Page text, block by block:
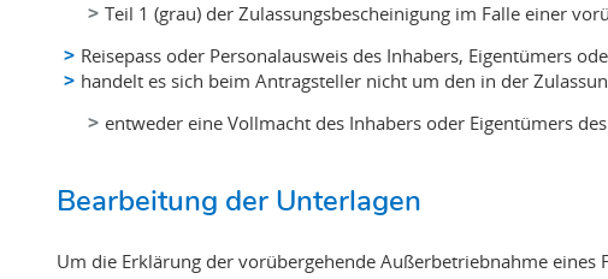
Teil 1 (grau) der Zulassungsbescheinigung im Falle einer
Reisepass oder Personalausweis des Inhabers, Eigentümers
handelt es sich beim Antragsteller nicht um den in der
entweder eine Vollmacht des Inhabers oder Eigentümers
Bearbeitung der Unterlagen
Um die Erklärung der vorübergehende Außerbetriebnahme eines